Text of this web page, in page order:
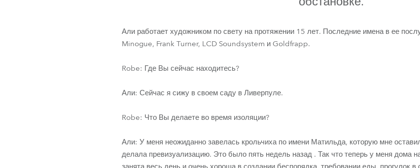
Robe Maritime
Али работает художником по свету на протяжении 15 лет. Последние имена в ее
Minogue, Frank Turner, LCD Soundsystem и Goldfrapp.
Robe: Где Вы сейчас находитесь?
Али: Сейчас я сижу в своем саду в Ливерпуле.
Robe: Что Вы делаете во время изоляции?
Али: У меня неожиданно завелась крольчиха по имени Матильда, которую мне
делала превизуализацию. Это было пять недель назад . Так что теперь у меня дома